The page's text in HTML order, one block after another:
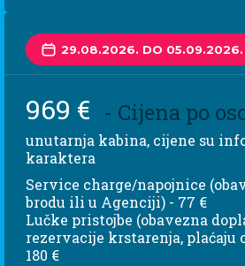
29.08.2026. DO 05.09.2026.
969 € - Cijena po
unutarnja kabina, cijene su
karaktera
Service charge/napojnice
brodu ili u Agenciji) - 77 €
Lučke pristojbe (obavezna
rezervacije krstarenja, plaćaju
180 €